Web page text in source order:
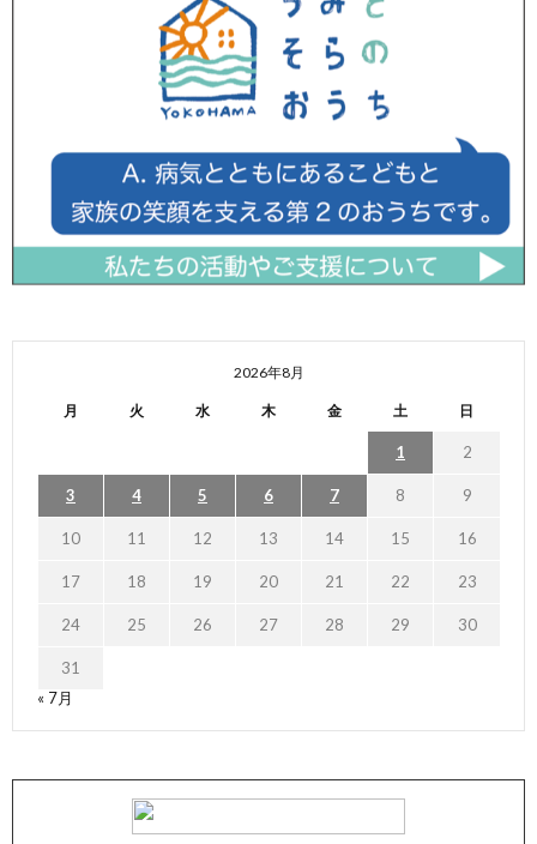
2026年8月
月 火 水 木 金 土 日
1 2
3 4 5 6 7 8 9
10 11 12 13 14 15 16
17 18 19 20 21 22 23
24 25 26 27 28 29 30
31
« 7月